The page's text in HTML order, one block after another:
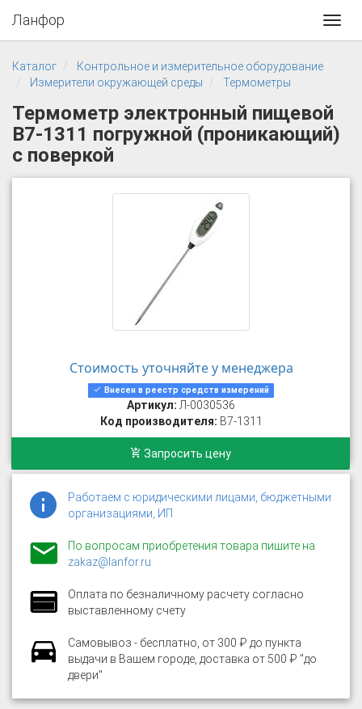
Ланфор
Каталог
Контрольное и измерительное оборудование
Измерители окружающей среды
Термометры
Термометр электронный пищевой
В7-1311 погружной (проникающий)
с поверкой
Стоимость уточняйте у менеджера
Внесен в реестр средств измерений
Артикул: Л-0030536
Код производителя: В7-1311
Запросить цену
Работаем с юридическими лицами, бюджетными
организациями, ИП
По вопросам приобретения товара пишите на
zakaz@lanfor.ru
Оплата по безналичному расчету согласно
выставленному счету
Самовывоз - бесплатно, от 300 ₽ до пункта
выдачи в Вашем городе, доставка от 500 ₽ "до
двери"